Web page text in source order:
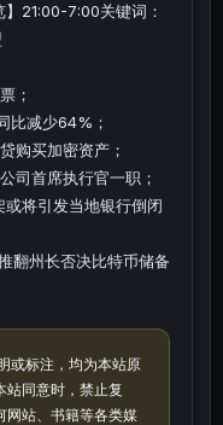
21:00-7:00关键词：
；
比减少64%；
购买加密资产；
司首席执行官一职；
将引发当地银行倒闭
翻州长否决比特币储备
或标注，均为本站原
站同意时，禁止复
网站、书籍等各类媒